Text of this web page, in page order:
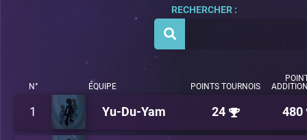
RECHERCHER :
N° ÉQUIPE POINTS TOURNOIS
1 Yu-Du-Yam 24 480